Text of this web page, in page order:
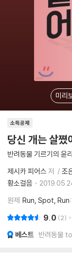
미리
소득공제
당신 개는 살쪘
반려동물 기르기의 윤
제시카 피어스 저 조
황소걸음
원제 Run, Spot,
9.0 2
베스트 반려동물